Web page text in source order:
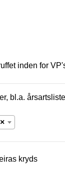
inden for
bl.a.
×
s kryds